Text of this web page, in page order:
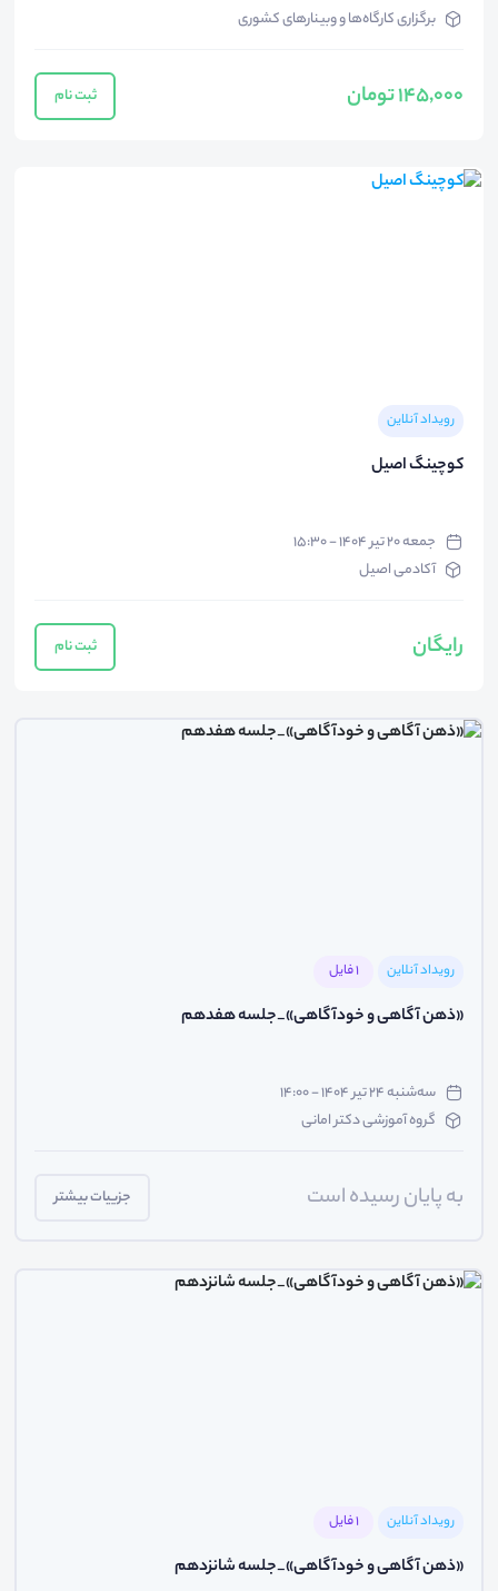
برگزاری کارگاه‌ها و وبینارهای کشوری
145,000 تومان ثبت نام
رویداد آنلاین
کوچینگ اصیل
جمعه ۲۰ تیر ۱۴۰۴ - ۱۵:۳۰
آکادمی اصیل
رایگان ثبت نام
رویداد آنلاین 1 فایل
«ذهن آگاهی و خودآگاهی»_جلسه هفدهم
سه‌شنبه ۲۴ تیر ۱۴۰۴ - ۱۴:۰۰
گروه آموزشی دکتر امانی
به پایان رسیده است جزییات بیشتر
رویداد آنلاین 1 فایل
«ذهن آگاهی و خودآگاهی»_جلسه شانزدهم